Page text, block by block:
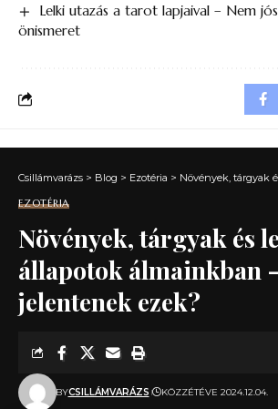
Lelki utazás a tarot lapjaival – Nem
önismeret
Csillámvarázs > Blog > Ezotéria > Növények, tárgyak és lelki
EZOTÉRIA
Növények, tárgyak és
állapotok álmainkban
jelentenek ezek?
BYCSILLÁMVARÁZS KÖZZÉTÉVE 2024.12.04.